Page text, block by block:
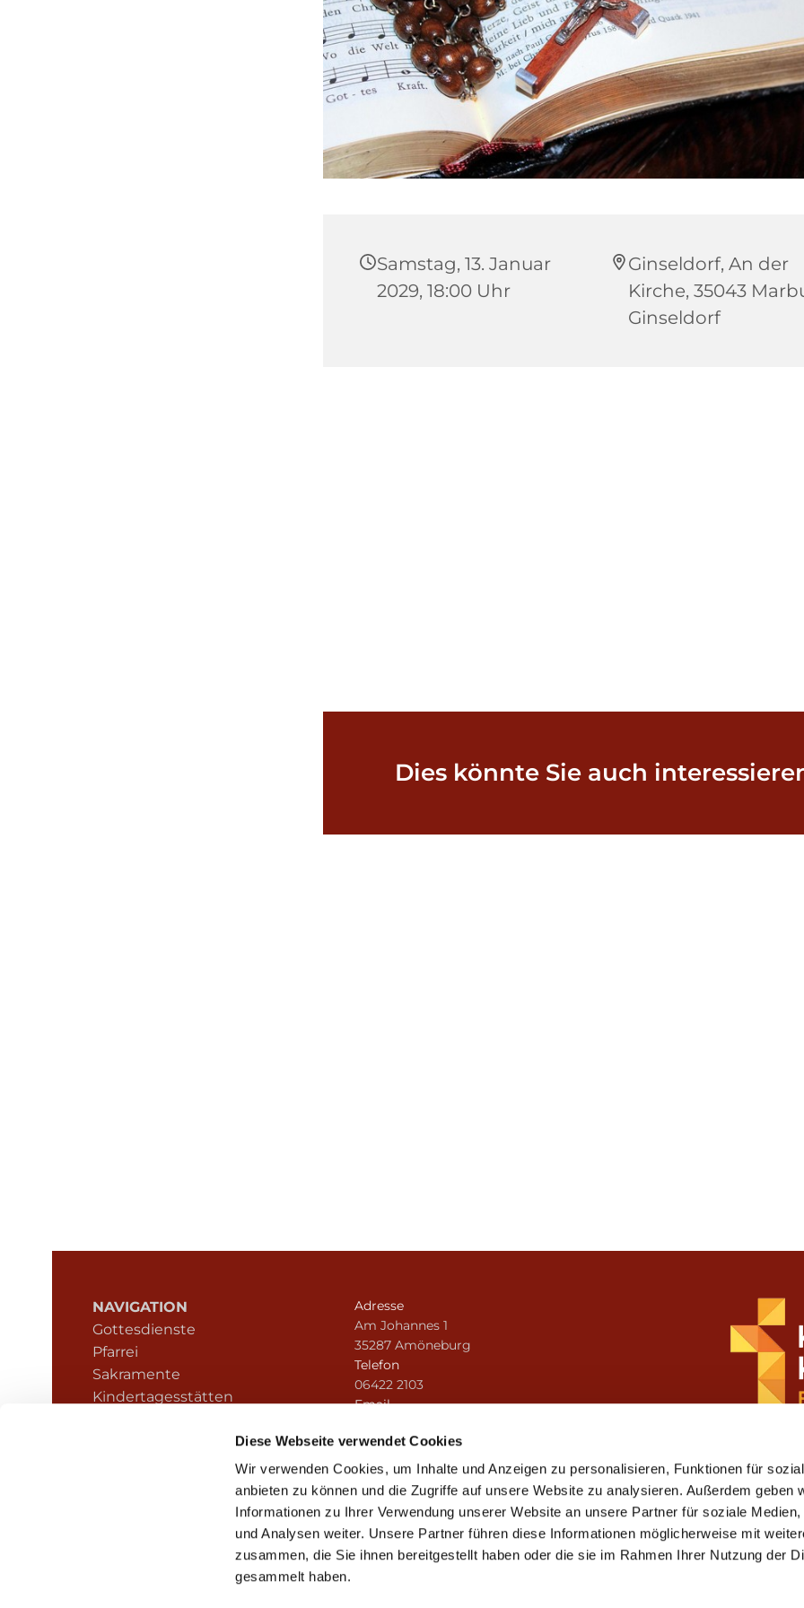
Diese Webseite verwendet Cookies
Wir verwenden Cookies, um Inhalte und Anzeigen zu personalisieren, Funktionen für
anbieten zu können und die Zugriffe auf unsere Website zu analysieren. Außerdem geben
Informationen zu Ihrer Verwendung unserer Website an unsere Partner für soziale Medien,
und Analysen weiter. Unsere Partner führen diese Informationen möglicherweise mit
zusammen, die Sie ihnen bereitgestellt haben oder die sie im Rahmen Ihrer Nutzung der
gesammelt haben.
Samstag, 13. Januar
2029, 18:00 Uhr
Ginseldorf, An der
Kirche, 35043
Ginseldorf
Dies könnte Sie auch
NAVIGATION
Gottesdienste
Pfarrei
Sakramente
Kindertagesstätten
Hinweisgeberschutz
Adresse
Am Johannes 1
35287 Amöneburg
Telefon
06422 2103
Email
Impressum Datenschutzerklärung ChurchDesk-